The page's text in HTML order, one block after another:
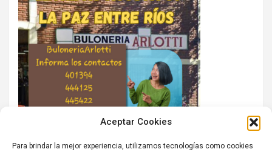
Aceptar Cookies
Para brindar la mejor experiencia, utilizamos tecnologías como cookies